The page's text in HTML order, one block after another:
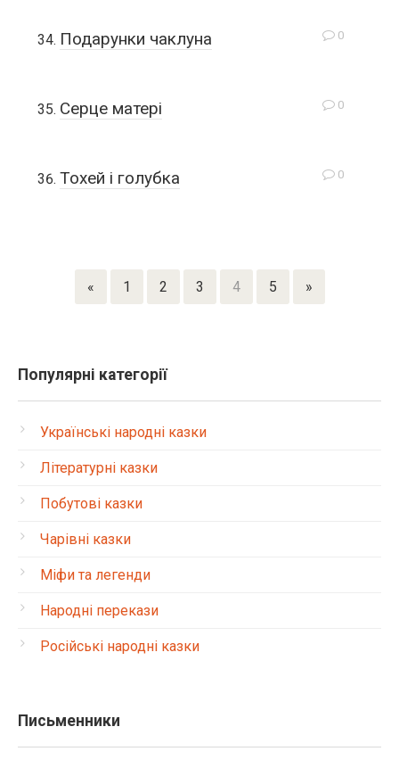
0
Подарунки чаклуна
0
Серце матері
0
Тохей і голубка
« 1 2 3 4 5 »
Популярні категорії
Українські народні казки
Літературні казки
Побутові казки
Чарівні казки
Міфи та легенди
Народні перекази
Російські народні казки
Письменники